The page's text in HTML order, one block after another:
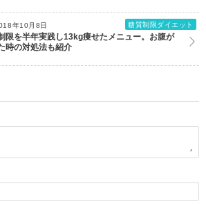
年10月8日 糖質制限ダイエット
限を半年実践し13kg痩せたメニュー。お腹が
時の対処法も紹介